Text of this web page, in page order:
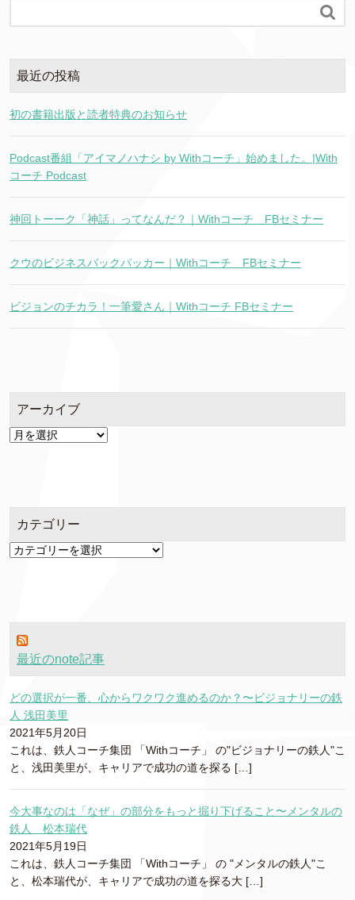

最近の投稿
初の書籍出版と読者特典のお知らせ
Podcast番組「アイマノハナシ by Withコーチ」始めました。|With
コーチ Podcast
神回トーーク「神話」ってなんだ？｜Withコーチ FBセミナー
クウのビジネスバックパッカー｜Withコーチ FBセミナー
ビジョンのチカラ！一筆愛さん｜Withコーチ FBセミナー
アーカイブ
ア
カテゴリー
カ
最近のnote記事
どの選択が一番、心からワクワク進めるのか？〜ビジョナリーの鉄
人 浅田美里
2021年5月20日
これは、鉄人コーチ集団 「Withコーチ」 の"ビジョナリーの鉄人"こ
と、浅田美里が、キャリアで成功の道を探る […]
今大事なのは「なぜ」の部分をもっと掘り下げること〜メンタルの
鉄人 松本瑞代
2021年5月19日
これは、鉄人コーチ集団 「Withコーチ」 の "メンタルの鉄人"こ
と、松本瑞代が、キャリアで成功の道を探る大 […]